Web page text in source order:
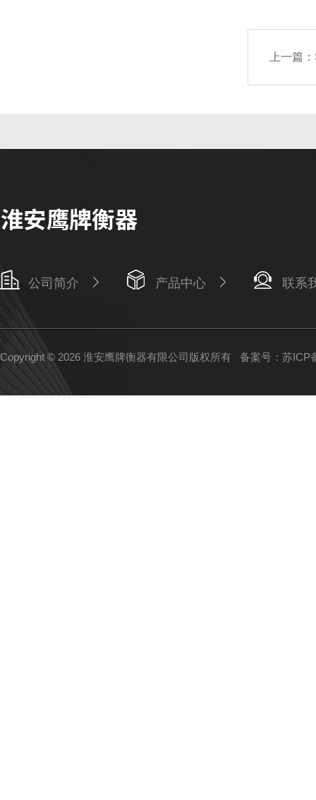
上一篇：
公司简介 产品中心 联系
Copyright © 2026 淮安鹰牌衡器有限公司版权所有 备案号：苏ICP